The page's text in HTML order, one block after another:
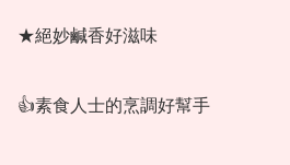
★絕妙鹹香好滋味
👍素食人士的烹調好幫手